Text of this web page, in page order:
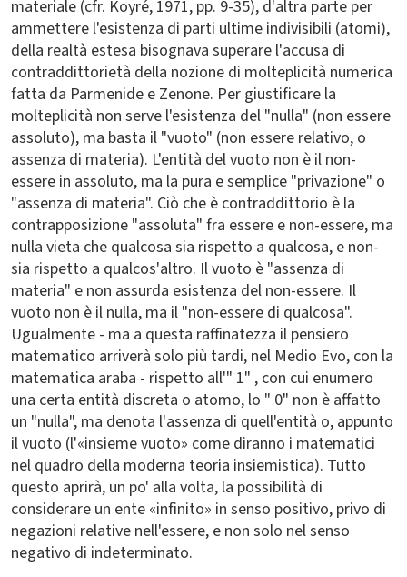
materiale (cfr. Koyré, 1971, pp. 9-35), d'altra parte per
ammettere l'esistenza di parti ultime indivisibili (atomi),
della realtà estesa bisognava superare l'accusa di
contraddittorietà della nozione di molteplicità numerica
fatta da Parmenide e Zenone. Per giustificare la
molteplicità non serve l'esistenza del "nulla" (non essere
assoluto), ma basta il "vuoto" (non essere relativo, o
assenza di materia). L'entità del vuoto non è il non-
essere in assoluto, ma la pura e semplice "privazione" o
"assenza di materia". Ciò che è contraddittorio è la
contrapposizione "assoluta" fra essere e non-essere, ma
nulla vieta che qualcosa sia rispetto a qualcosa, e non-
sia rispetto a qualcos'altro. Il vuoto è "assenza di
materia" e non assurda esistenza del non-essere. Il
vuoto non è il nulla, ma il "non-essere di qualcosa".
Ugualmente - ma a questa raffinatezza il pensiero
matematico arriverà solo più tardi, nel Medio Evo, con la
matematica araba - rispetto all'" 1" , con cui enumero
una certa entità discreta o atomo, lo " 0" non è affatto
un "nulla", ma denota l'assenza di quell'entità o, appunto
il vuoto (l'«insieme vuoto» come diranno i matematici
nel quadro della moderna teoria insiemistica). Tutto
questo aprirà, un po' alla volta, la possibilità di
considerare un ente «infinito» in senso positivo, privo di
negazioni relative nell'essere, e non solo nel senso
negativo di indeterminato.